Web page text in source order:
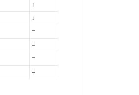
↑
↓
=
=
=
=